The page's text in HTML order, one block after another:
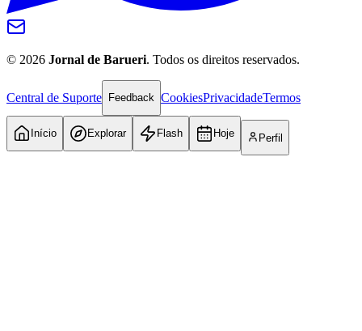
Goiás
© 2026 Jornal de Barueri. Todos os direitos reservados.
Central de Suporte Feedback CookiesPrivacidadeTermos
Início Explorar Flash Hoje Perfil